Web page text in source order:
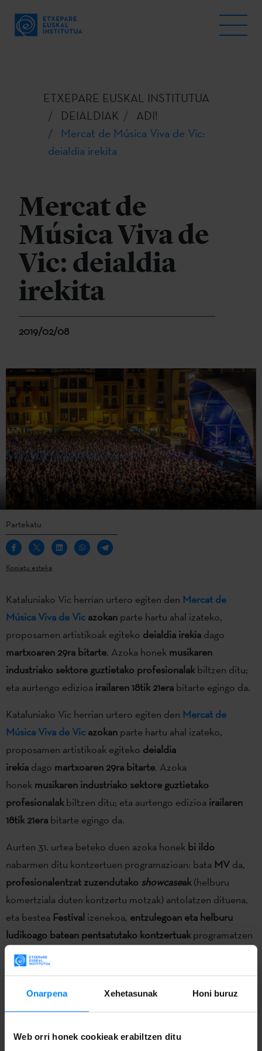
Onarpena Xehetasunak Honi buruz
Web orri honek cookieak erabiltzen ditu
ETXEPARE EUSKAL INSTITUTUA
DEIALDIAK
ADI!
Mercat de Música Viva de Vic:
deialdia irekita
Mercat de
Música Viva de
Vic: deialdia
irekita
2019/02/08
Partekatu
Kopiatu esteka
Kataluniako Vic herrian urtero egiten den Mercat de
Música Viva de Vic azokan parte hartu ahal izateko,
proposamen artistikoak egiteko deialdia irekia dago
martxoaren 29ra bitarte. Azoka honek musikaren
industriako sektore guztietako profesionalakbiltzen ditu;
eta aurtengo edizioa irailaren 18tik 21era bitarte egingo da.
Kataluniako Vic herrian urtero egiten den Mercat de
Música Viva de Vic azokan parte hartu ahal izateko,
proposamen artistikoak egiteko deialdia
irekia dago martxoaren 29ra bitarte. Azoka
honek musikaren industriako sektore guztietako
profesionalakbiltzen ditu; eta aurtengo edizioa irailaren
18tik 21era bitarte egingo da.
Aurten 31. urtea beteko duen azoka honek bi ildo
nabarmen ditu kontzertuen programazioan: bata MV da,
profesionalentzat zuzendutako showcaseak(helburu
komertziala duten kontzertu motzak) antolatzen dituena,
eta bestea Festival izenekoa, entzulegoan eta helburu
ludikoago batean pentsatutako kontzertuakprogramatzen
dituena. Kontzertuak herriko puntu ezberdinetan, aire
librean zein estalitako lekuetan, egin ohi dira. Ekimenak,
bestalde,
izeneko gune bat du, sektoreko
edota formazio tailerrak.